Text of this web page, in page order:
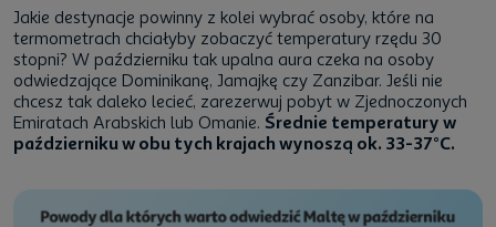
Jakie destynacje powinny z kolei wybrać osoby, które na
termometrach chciałyby zobaczyć temperatury rzędu 30
stopni? W październiku tak upalna aura czeka na osoby
odwiedzające Dominikanę, Jamajkę czy Zanzibar. Jeśli nie
chcesz tak daleko lecieć, zarezerwuj pobyt w Zjednoczonych
Emiratach Arabskich lub Omanie. Średnie temperatury w
październiku w obu tych krajach wynoszą ok. 33-37°C.